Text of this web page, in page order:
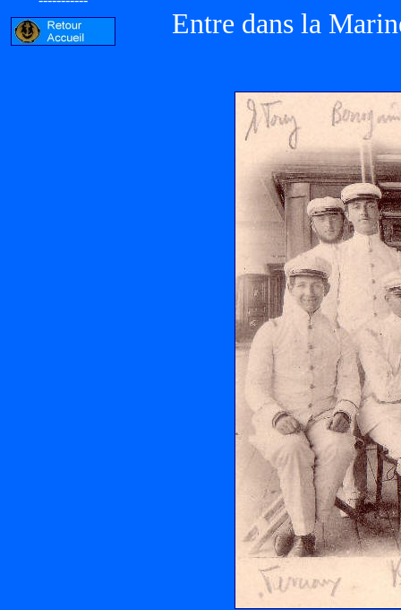
Entre dans la